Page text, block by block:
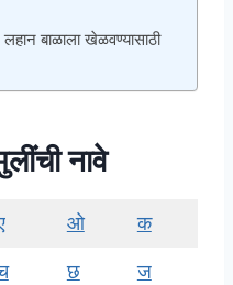
बाळाला खेळवण्यासाठी
नावे
ओ क
छ ज